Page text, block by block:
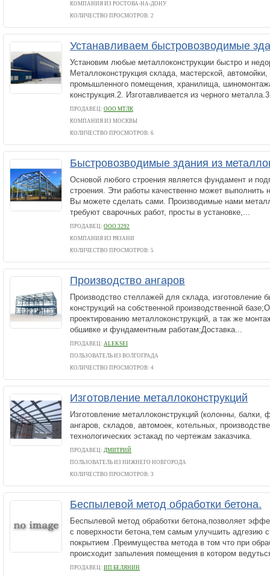
КОМПАНИЯ ИЗ РОСТОВА-НА-ДОНУ
КОЛИЧЕСТВО ПРОСМОТРОВ: 2
Устанавливаем быстровозводимые
Установим любые металлоконструкции быстро и
Металлоконструкция склада, мастерской,
промышленного помещения, хранилища,
конструкция.2. Изготавливается из черного
ПРОДАВЕЦ: ООО МТЛК
КОМПАНИЯ ИЗ МОСКВЫ
КОЛИЧЕСТВО ПРОСМОТРОВ: 6
Быстровозводимые здания из
Основой любого строения является фундамент и
строения. Эти работы качественно может выполнить
Вы можете сделать сами. Производимые нами
требуют сварочных работ, просты в установке,...
ПРОДАВЕЦ: ООО 3292
КОМПАНИЯ ИЗ РЯЗАНИ
КОЛИЧЕСТВО ПРОСМОТРОВ: 5
Производство ангаров
Производство стеллажей для склада, изготовление
конструкций на собственной производственной
проектированию металлоконструкций, а так же
обшивке и фундаментным работам;Доставка...
ПРОДАВЕЦ: ALEKSEI
ПОЛЬЗОВАТЕЛЬ ИЗ ВОЛГОГРАДА
КОЛИЧЕСТВО ПРОСМОТРОВ: 4
Изготовление металлоконструкций
Изготовление металлоконструкций (колонны, балки,
ангаров, складов, автомоек, котельных,
технологических эстакад по чертежам заказчика.
ПРОДАВЕЦ: ДМИТРИЙ
ПОЛЬЗОВАТЕЛЬ ИЗ НИЖНЕГО НОВГОРОДА
КОЛИЧЕСТВО ПРОСМОТРОВ: 3
Беспылевой метод обработки бетона.
Беспылевой метод обработки бетона,позволяет
с поверхности бетона,тем самым улучшить адгезию
покрытием .Преимущества метода в том что при
происходит запыления помещения в котором
ПРОДАВЕЦ: ИП БЕЛЯНИН